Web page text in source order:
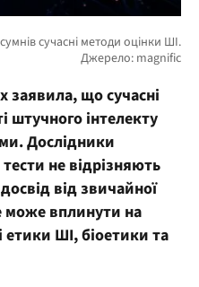
заявила, що сучасні
штучного інтелекту
Дослідники
не відрізняють
від звичайної
може вплинути на
етики ШІ, біоетики та